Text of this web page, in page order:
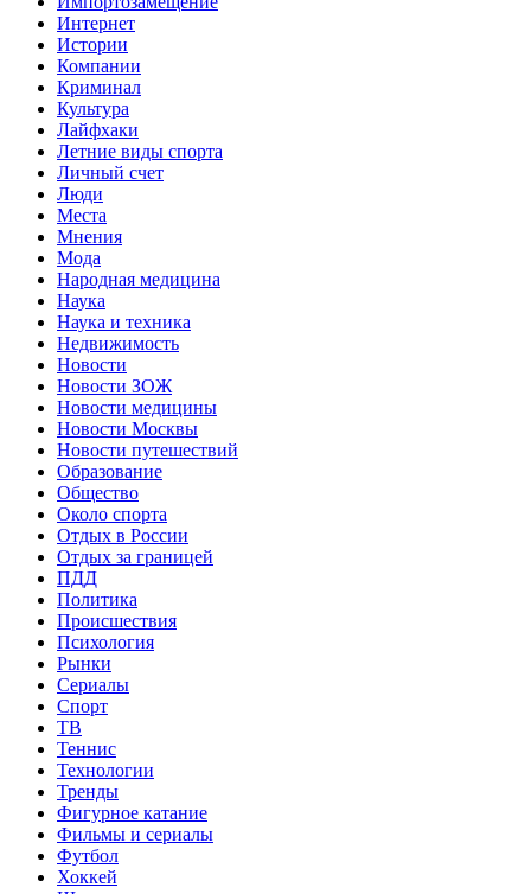
Интернет
Истории
Компании
Криминал
Культура
Лайфхаки
Летние виды спорта
Личный счет
Люди
Места
Мнения
Мода
Народная медицина
Наука
Наука и техника
Недвижимость
Новости
Новости ЗОЖ
Новости медицины
Новости Москвы
Новости путешествий
Образование
Общество
Около спорта
Отдых в России
Отдых за границей
ПДД
Политика
Происшествия
Психология
Рынки
Сериалы
Спорт
ТВ
Теннис
Технологии
Тренды
Фигурное катание
Фильмы и сериалы
Футбол
Хоккей